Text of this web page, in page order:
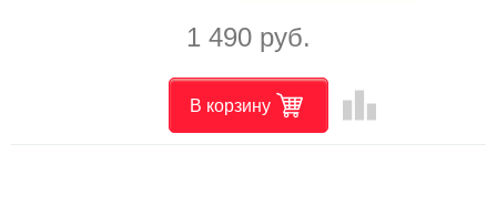
1 490 руб.
В корзину leaderboard